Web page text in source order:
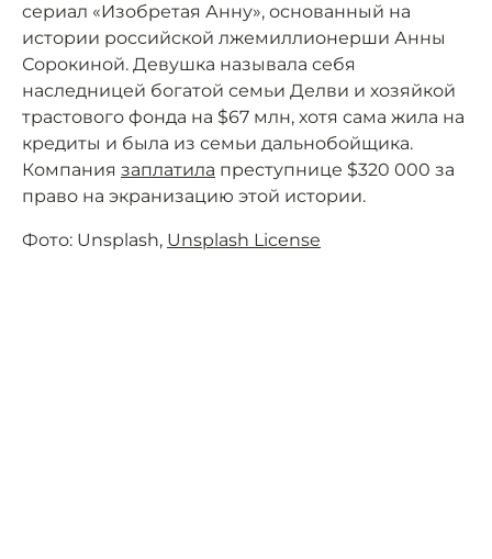
сериал «Изобретая Анну», основанный на
истории российской лжемиллионерши Анны
Сорокиной. Девушка называла себя
наследницей богатой семьи Делви и хозяйкой
трастового фонда на $67 млн, хотя сама жила на
кредиты и была из семьи дальнобойщика.
Компания заплатила преступнице $320 000 за
право на экранизацию этой истории.
Фото: Unsplash, Unsplash License